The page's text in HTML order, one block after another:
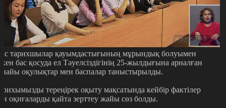
тарихшылар қауымдастығының мұрындық болуымен
бас қосуда ел Тәуелсіздігінің 25-жылдығына арналған
оқулықтар мен баспалар таныстырылды.
тереңірек оқыту мақсатында кейбір фактілер
оқиғаларды қайта зерттеу жайы сөз болды.